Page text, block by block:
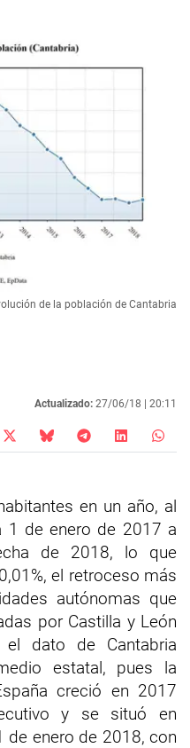
de la población de Cantabria
Actualizado: 27/06/18 | 20:11
en un año, al
1 de enero de 2017 a
de 2018, lo que
el retroceso más
autónomas que
por Castilla y León
dato de Cantabria
estatal, pues la
creció en 2017
y se situó en
enero de 2018, con